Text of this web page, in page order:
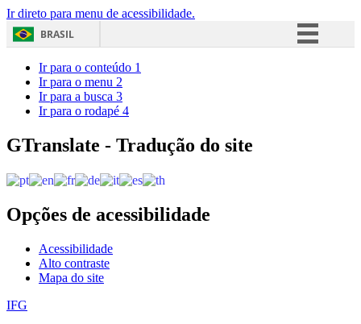
Ir direto para menu de acessibilidade.
BRASIL
Acesso à informação
Ir para o conteúdo 1
Ir para o menu 2
Ir para a busca 3
Ir para o rodapé 4
GTranslate - Tradução do site
Opções de acessibilidade
Acessibilidade
Alto contraste
Mapa do site
IFG